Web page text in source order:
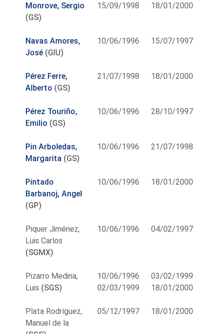
Monrove, Sergio
(GS)
15/09/1998
18/01/2000
Navas Amores,
José (GIU)
10/06/1996 15/07/1997
Pérez Ferre,
Alberto (GS)
21/07/1998 18/01/2000
Pérez Touriño,
Emilio (GS)
10/06/1996 28/10/1997
Pin Arboledas,
Margarita (GS)
10/06/1996 21/07/1998
Pintado
Barbanoj, Angel
(GP)
10/06/1996 18/01/2000
Piquer Jiménez,
Luis Carlos
(SGMX)
10/06/1996 04/02/1997
Pizarro Medina,
Luis (SGS)
10/06/1996
02/03/1999
03/02/1999
18/01/2000
Plata Rodríguez,
Manuel de la
05/12/1997 18/01/2000